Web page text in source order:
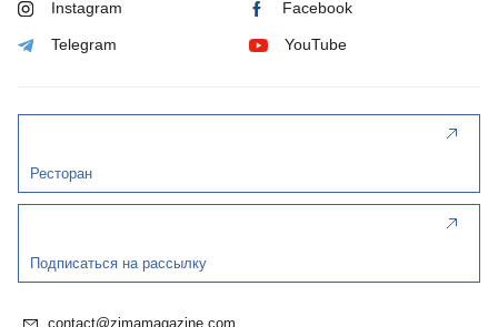
Instagram Facebook
Telegram YouTube
Ресторан
Подписаться на рассылку
contact@zimamagazine.com